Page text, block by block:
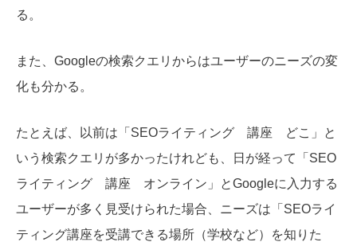
る。
また、Googleの検索クエリからはユーザーのニーズの変
化も分かる。
たとえば、以前は「SEOライティング 講座 どこ」と
いう検索クエリが多かったけれども、日が経って「SEO
ライティング 講座 オンライン」とGoogleに入力する
ユーザーが多く見受けられた場合、ニーズは「SEOライ
ティング講座を受講できる場所（学校など）を知りた